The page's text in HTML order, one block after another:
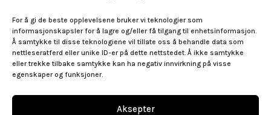
For å gi de beste opplevelsene bruker vi teknologier som
informasjonskapsler for å lagre og/eller få tilgang til enhetsinformasjon.
Å samtykke til disse teknologiene vil tillate oss å behandle data som
nettleseratferd eller unike ID-er på dette nettstedet. Å ikke samtykke
eller trekke tilbake samtykke kan ha negativ innvirkning på visse
egenskaper og funksjoner.
Aksepter
Subscribe